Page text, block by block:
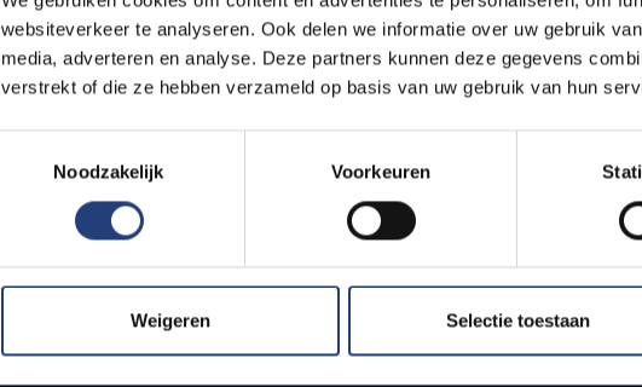
websiteverkeer te analyseren. Ook delen we informatie over uw gebruik
media, adverteren en analyse. Deze partners kunnen deze gegevens
verstrekt of die ze hebben verzameld op basis van uw gebruik van hun
Noodzakelijk
Voorkeuren
Weigeren Selectie toestaan
De volledige URL van de pagina waar je de fout zag.
Bv. https://www.vub.be/nl/studeren-aan-de-vub/alle-opleidingen